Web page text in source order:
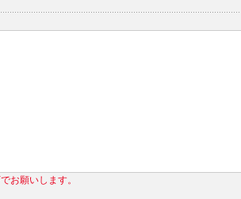
お願いします。